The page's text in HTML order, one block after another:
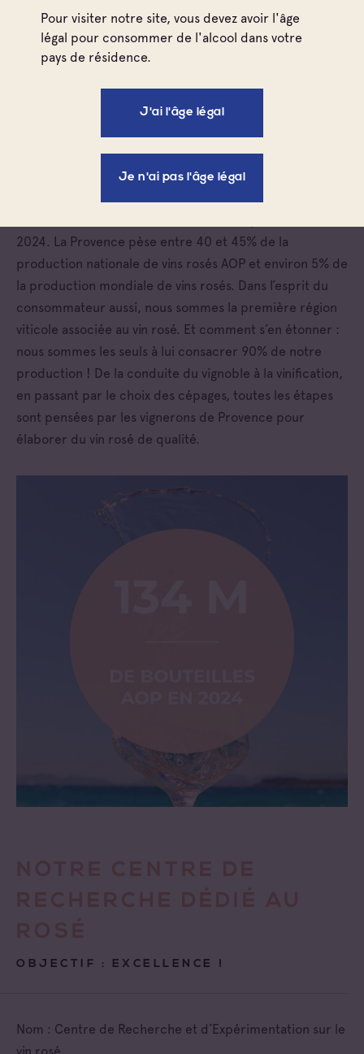
Pour visiter notre site, vous devez avoir l'âge
légal pour consommer de l'alcool dans votre
pays de résidence.
J'ai l'âge légal
Je n'ai pas l'âge légal
N°1 DANS LA PRODUCTION DE VIN ROSÉ…
ET DANS L’ESPRIT DES CONSOMMATEURS
En Provence, la production de vin rosé est une
au climat, au terroir et aux cépages de Provence,
parfaitement adaptés à ce vin. Conséquence logique, la
2024. La Provence pèse entre 40 et 45% de la
production nationale de vins rosés AOP et environ 5% de
la production mondiale de vins rosés. Dans l’esprit du
consommateur aussi, nous sommes la première région
viticole associée au vin rosé. Et comment s’en étonner :
nous sommes les seuls à lui consacrer 90% de notre
production ! De la conduite du vignoble à la vinification,
en passant par le choix des cépages, toutes les étapes
sont pensées par les vignerons de Provence pour
élaborer du vin rosé de qualité.
OBJECTIF : EXCELLENCE !
Nom : Centre de Recherche et d’Expérimentation sur le